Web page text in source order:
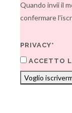
Quando invii il
confermare
PRIVACY*
ACCETTO
Voglio